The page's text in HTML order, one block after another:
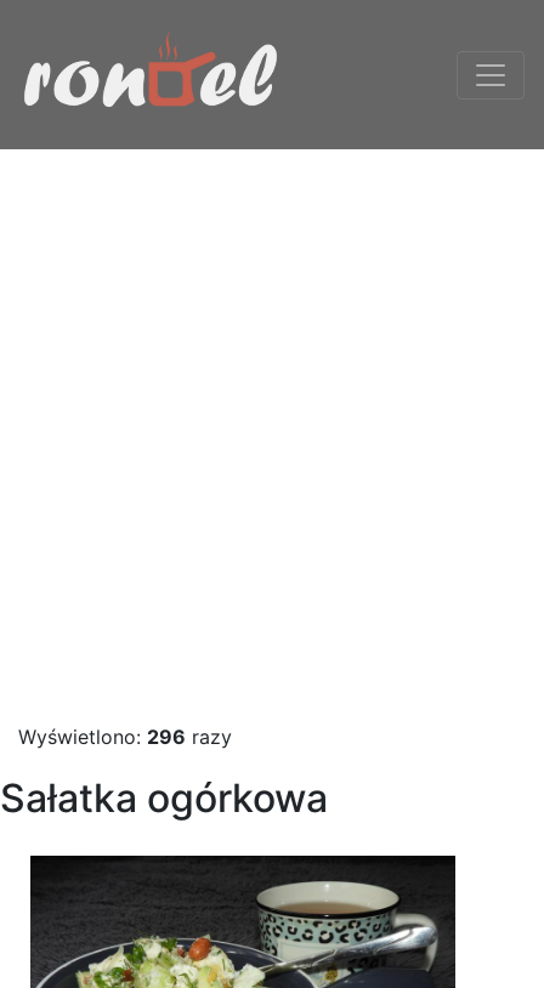
Wyświetlono: 296 razy
Sałatka ogórkowa